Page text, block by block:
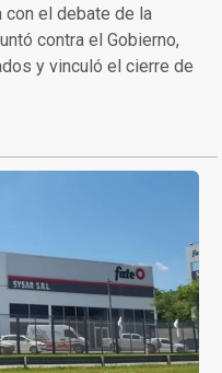
con el debate de la
contra el Gobierno,
y vinculó el cierre de